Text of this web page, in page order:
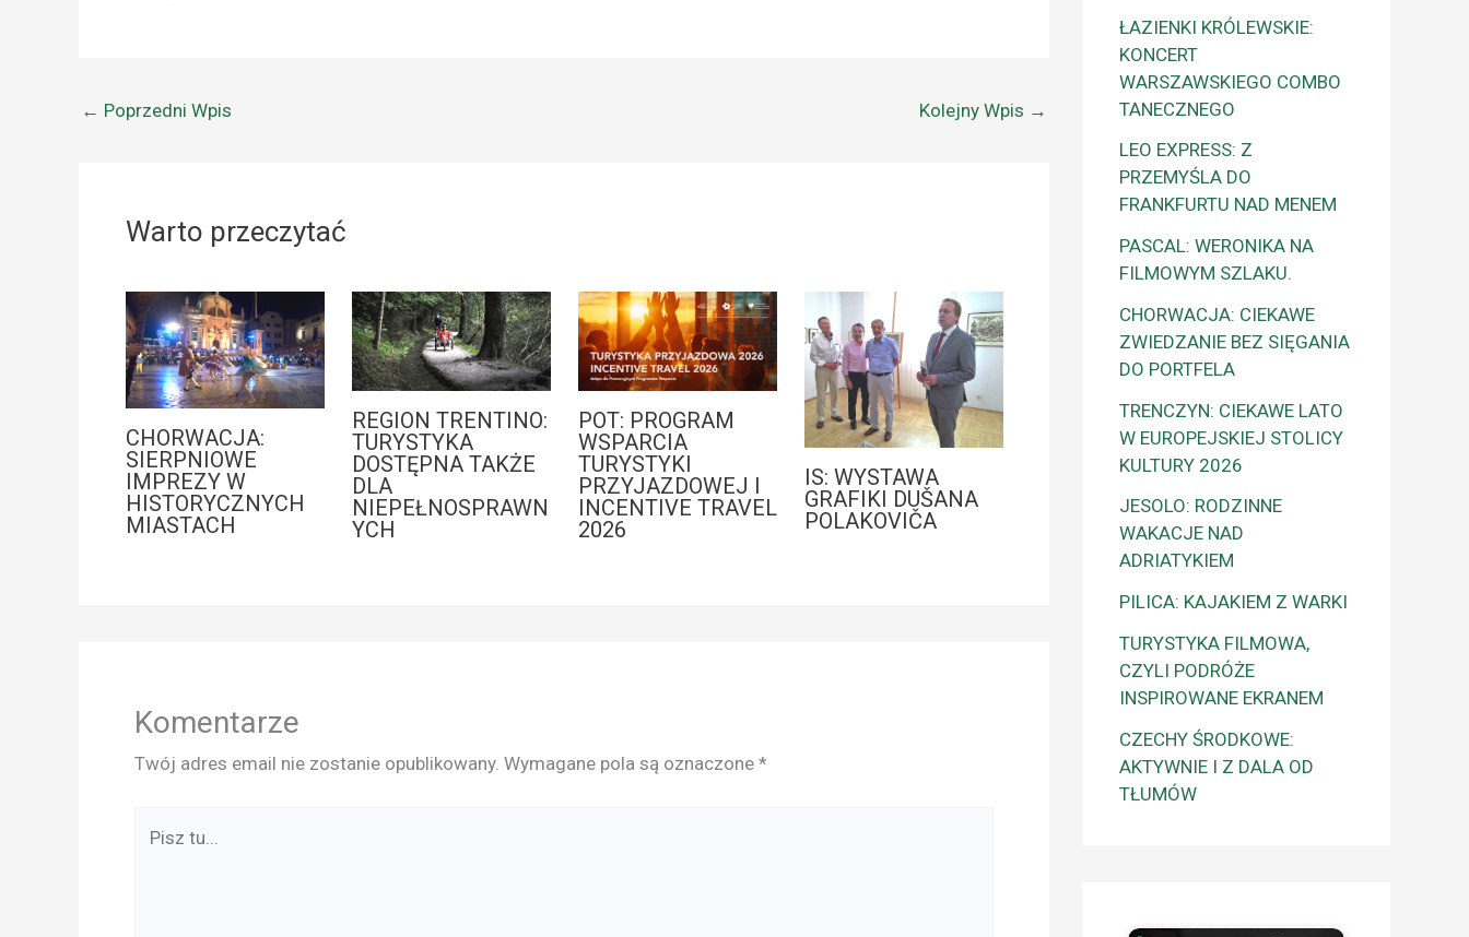
← Poprzedni Wpis Kolejny Wpis →
Warto przeczytać
CHORWACJA:
SIERPNIOWE
IMPREZY W
HISTORYCZNYCH
MIASTACH
REGION TRENTINO:
TURYSTYKA
DOSTĘPNA TAKŻE
DLA
NIEPEŁNOSPRAWN
YCH
POT: PROGRAM
WSPARCIA
TURYSTYKI
PRZYJAZDOWEJ I
INCENTIVE TRAVEL
2026
IS: WYSTAWA
GRAFIKI DUŠANA
POLAKOVIČA
Komentarze
Twój adres email nie zostanie opublikowany. Wymagane pola są oznaczone *
tu...
ŁAZIENKI KRÓLEWSKIE:
KONCERT
WARSZAWSKIEGO COMBO
TANECZNEGO
LEO EXPRESS: Z
PRZEMYŚLA DO
FRANKFURTU NAD MENEM
PASCAL: WERONIKA NA
FILMOWYM SZLAKU.
CHORWACJA: CIEKAWE
ZWIEDZANIE BEZ SIĘGANIA
DO PORTFELA
TRENCZYN: CIEKAWE LATO
W EUROPEJSKIEJ STOLICY
KULTURY 2026
JESOLO: RODZINNE
WAKACJE NAD
ADRIATYKIEM
PILICA: KAJAKIEM Z WARKI
TURYSTYKA FILMOWA,
CZYLI PODRÓŻE
INSPIROWANE EKRANEM
CZECHY ŚRODKOWE:
AKTYWNIE I Z DALA OD
TŁUMÓW